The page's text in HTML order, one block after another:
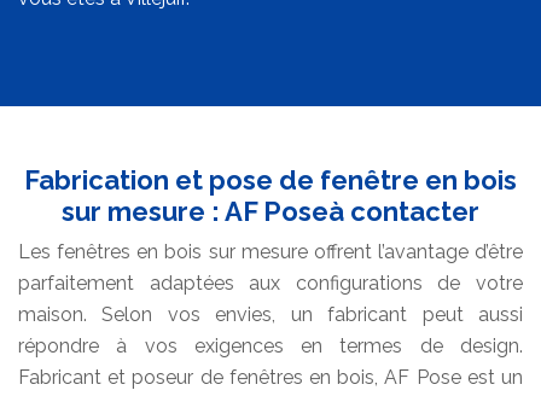
Fabrication et pose de fenêtre en bois
sur mesure : AF Poseà contacter
Les fenêtres en bois sur mesure offrent l’avantage d’être
parfaitement adaptées aux configurations de votre
maison. Selon vos envies, un fabricant peut aussi
répondre à vos exigences en termes de design.
Fabricant et poseur de fenêtres en bois, AF Pose est un